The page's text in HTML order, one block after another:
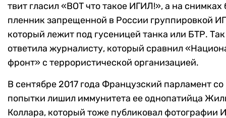
твит гласил «ВОТ что такое ИГИЛ!», а на снимках
пленник запрещенной в России группировкой
который лежит под гусеницей танка или БТР.
ответила журналисту, который сравнил
фронт» с террористической организацией.
В сентябре 2017 года Французский парламент со
попытки лишил иммунитета ее однопатийца
Коллара, который тоже публиковал фотографии